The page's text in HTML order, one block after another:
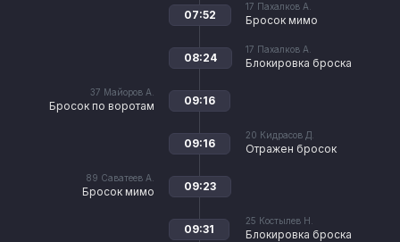
17 Пахалков А.
Бросок мимо
07:52
17 Пахалков А.
Блокировка броска
08:24
37 Майоров А.
Бросок по воротам 09:16
20 Кидрасов Д.
Отражен бросок
09:16
89 Саватеев А.
Бросок мимо 09:23
25 Костылев Н.
Блокировка броска
09:31